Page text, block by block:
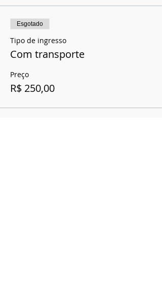
Esgotado
Tipo de ingresso
Com transporte
Preço
R$ 250,00